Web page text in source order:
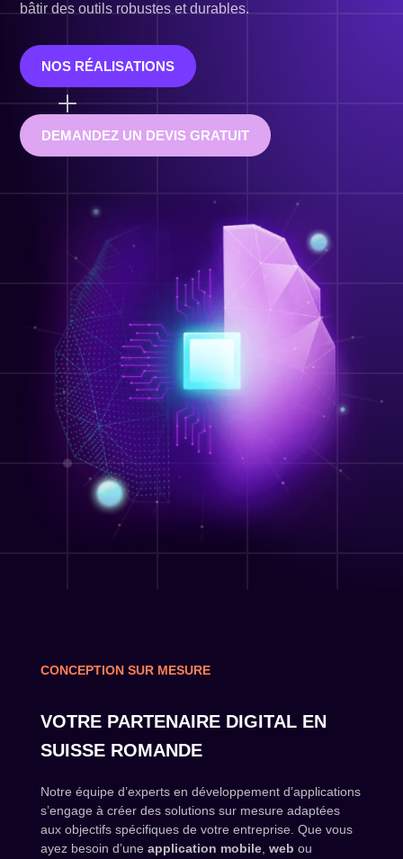
bâtir des outils robustes et durables.
NOS RÉALISATIONS
DEMANDEZ UN DEVIS GRATUIT
CONCEPTION SUR MESURE
VOTRE PARTENAIRE DIGITAL EN
SUISSE ROMANDE
Notre équipe d’experts en développement d’applications
s’engage à créer des solutions sur mesure adaptées
aux objectifs spécifiques de votre entreprise. Que vous
ayez besoin d’une application mobile, web ou